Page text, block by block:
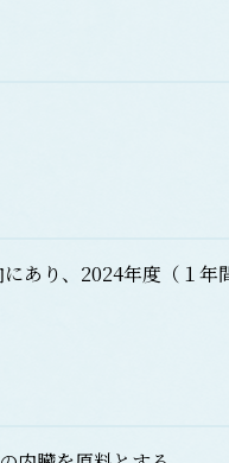
あり、2024年度（１